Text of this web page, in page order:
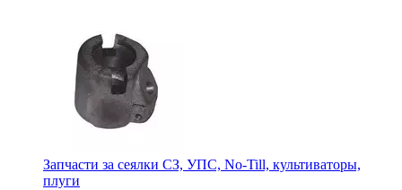
Запчасти за сеялки СЗ, УПС, No-Till, культиваторы,
плуги